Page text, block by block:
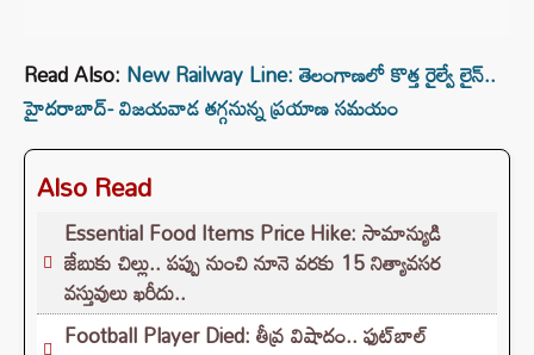
Read Also: New Railway Line: తెలంగాణలో కొత్త రైల్వే లైన్..
హైదరాబాద్- విజయవాడ తగ్గనున్న ప్రయాణ సమయం
Also Read
Essential Food Items Price Hike: సామాన్యుడి
జేబుకు చిల్లు.. పప్పు నుంచి నూనె వరకు 15 నిత్యావసర
వస్తువులు ఖరీదు..
Football Player Died: తీవ్ర విషాదం.. ఫుట్‌బాల్